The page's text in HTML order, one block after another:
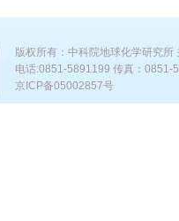
版权所有：中科院地球化学研究
电话:0851-5891199 传真：0851-
京ICP备05002857号